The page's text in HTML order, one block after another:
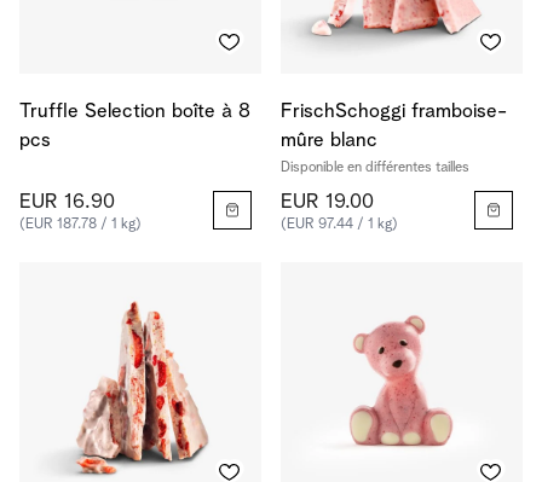
Truffle Selection boîte à 8
pcs
EUR 16.90
(EUR 187.78 / 1 kg)
FrischSchoggi framboise-
mûre blanc
Disponible en différentes tailles
EUR 19.00
(EUR 97.44 / 1 kg)